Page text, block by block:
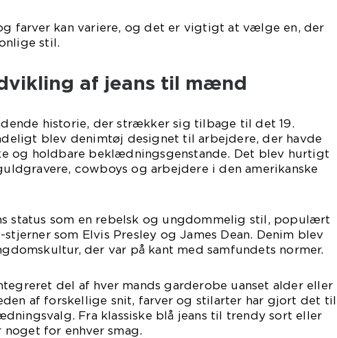
farver kan variere, og det er vigtigt at vælge en, der
stil.
af jeans til mænd
historie, der strækker sig tilbage til det 19.
blev denimtøj designet til arbejdere, der havde
og holdbare beklædningsgenstande. Det blev hurtigt
cowboys og arbejdere i den amerikanske
status som en rebelsk og ungdommelig stil, populært
stjerner som Elvis Presley og James Dean. Denim blev
der var på kant med samfundets normer.
del af hver mands garderobe uanset alder eller
af forskellige snit, farver og stilarter har gjort det til
Fra klassiske blå jeans til trendy sort eller
for enhver smag.